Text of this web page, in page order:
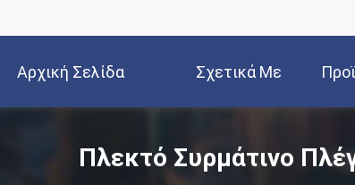
Αρχική Σελίδα Σχετικά Με
Πλεκτό Συρμάτινο